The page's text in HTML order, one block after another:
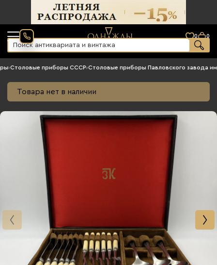
0 0
›Столовые приборы СССР›Столовые приборы Павловского завода
Товара нет в наличии